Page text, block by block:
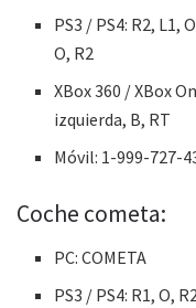
PS3 / PS4: R2, L1,
O, R2
XBox 360 / XBox
izquierda, B, RT
Móvil: 1-999-727-
Coche cometa:
PC: COMETA
PS3 / PS4: R1, O,